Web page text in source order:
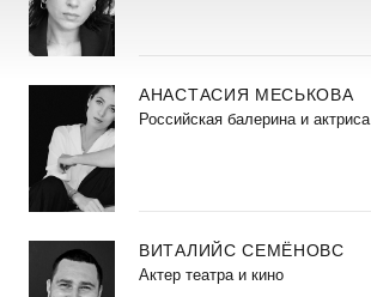
АНАСТАСИЯ МЕСЬКОВА
Российская балерина и актриса
ВИТАЛИЙС СЕМЁНОВС
Актер театра и кино